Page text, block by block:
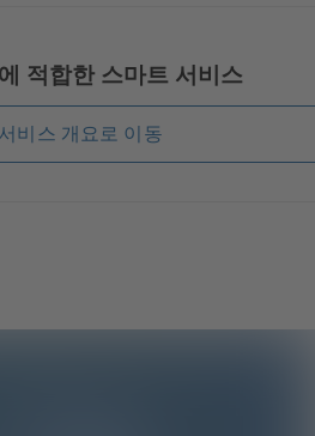
적합한 스마트 서비스
서비스 개요로 이동